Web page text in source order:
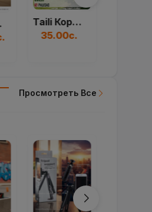
Taili Коробка Для...
35.00с.
Просмотреть Все